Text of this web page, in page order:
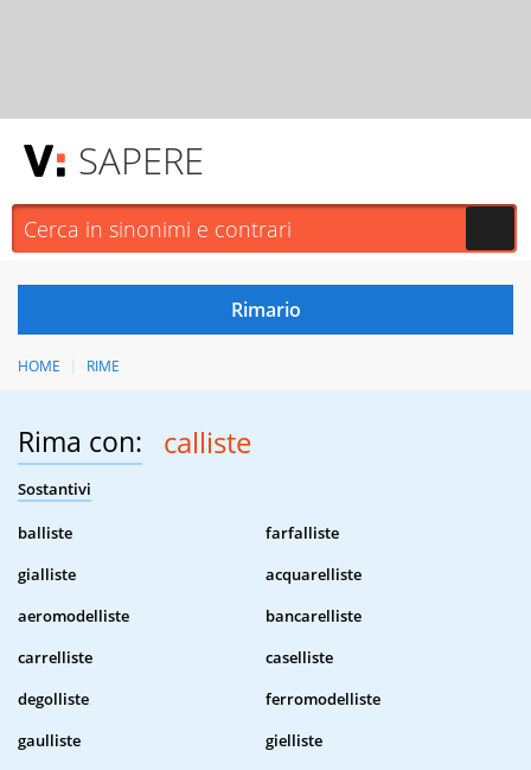
SAPERE
HOME RIME
Rima con: calliste
Sostantivi
balliste
farfalliste
gialliste
acquarelliste
aeromodelliste
bancarelliste
carrelliste
caselliste
degolliste
ferromodelliste
gaulliste
gielliste